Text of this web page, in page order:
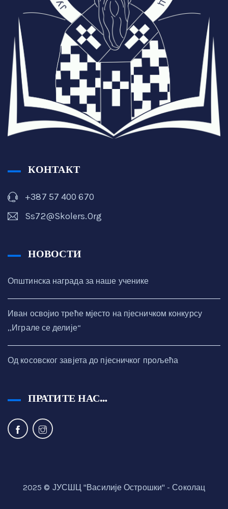
КОНТАКТ
+387 57 400 670
Ss72@skolers.org
НОВОСТИ
Општинска награда за наше ученике
Иван освојио треће мјесто на пјесничком конкурсу
,,Играле се делије“
Од косовског завјета до пјесничког прољећа
ПРАТИТЕ НАС…
2025 © ЈУСШЦ "Василије Острошки" - Соколац